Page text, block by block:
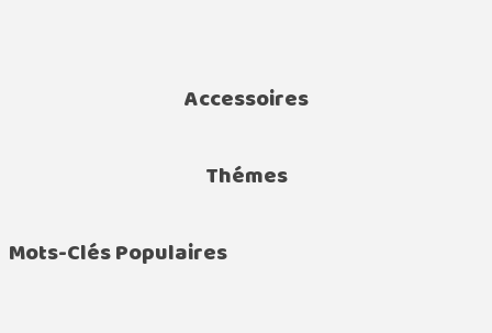
Accessoires
Thémes
Mots-Clés Populaires